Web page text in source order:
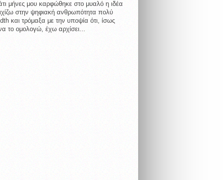
μήνες μου καρφώθηκε στο μυαλό η ιδέα
στην ψηφιακή ανθρωπότητα πολύ
και τρόμαξα με την υποψία ότι, ίσως
το ομολογώ, έχω αρχίσει...